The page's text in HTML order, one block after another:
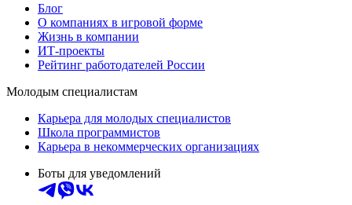
Блог
О компаниях в игровой форме
Жизнь в компании
ИТ-проекты
Рейтинг работодателей России
Молодым специалистам
Карьера для молодых специалистов
Школа программистов
Карьера в некоммерческих организациях
Боты для уведомлений